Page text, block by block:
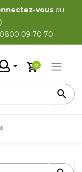
vousou
09 70 70
0